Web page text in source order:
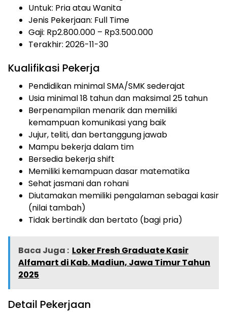
Untuk: Pria atau Wanita
Jenis Pekerjaan: Full Time
Gaji: Rp2.800.000 – Rp3.500.000
Terakhir: 2026-11-30
Kualifikasi Pekerja
Pendidikan minimal SMA/SMK sederajat
Usia minimal 18 tahun dan maksimal 25 tahun
Berpenampilan menarik dan memiliki
kemampuan komunikasi yang baik
Jujur, teliti, dan bertanggung jawab
Mampu bekerja dalam tim
Bersedia bekerja shift
Memiliki kemampuan dasar matematika
Sehat jasmani dan rohani
Diutamakan memiliki pengalaman sebagai kasir
(nilai tambah)
Tidak bertindik dan bertato (bagi pria)
Baca Juga : Loker Fresh Graduate Kasir
Alfamart di Kab. Madiun, Jawa Timur Tahun
2025
Detail Pekerjaan